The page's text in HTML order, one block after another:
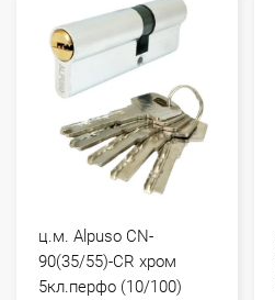
ц.м. Alpuso CN-
90(35/55)-CR хром
5кл.перфо (10/100)